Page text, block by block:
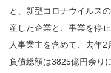
と、新型コロナウイルス
産した企業と、事業を停
人事業主を含めて、去年2
負債総額は3825億円余り